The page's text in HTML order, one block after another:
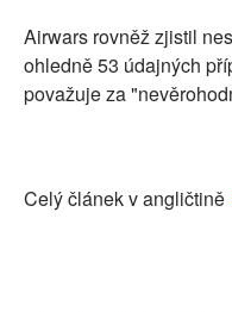
Airwars rovněž zjistil
ohledně 53 údajných
považuje za
Celý článek v angličtině